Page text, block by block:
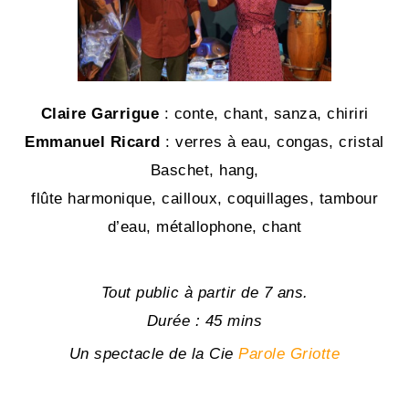
Claire Garrigue : conte, chant, sanza, chiriri
Emmanuel Ricard : verres à eau, congas, cristal
Baschet, hang,
flûte harmonique, cailloux, coquillages, tambour
d’eau, métallophone, chant
Tout public à partir de 7 ans.
Durée : 45 mins
Un spectacle de la CieParole Griotte